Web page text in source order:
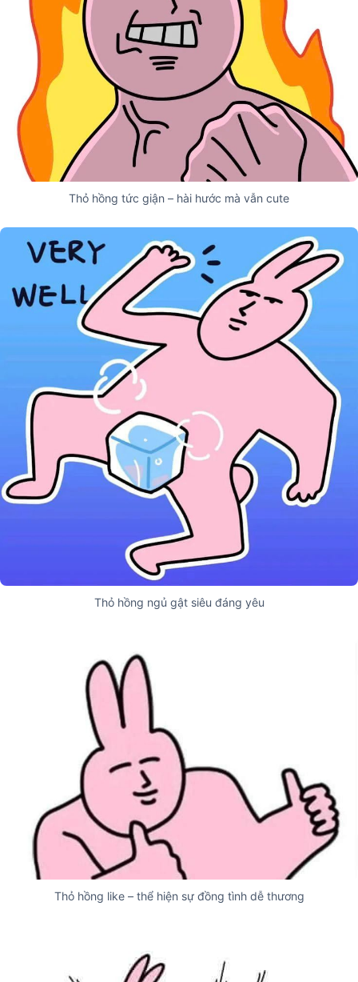
Thỏ hồng tức giận – hài hước mà vẫn cute
Thỏ hồng ngủ gật siêu đáng yêu
Thỏ hồng like – thể hiện sự đồng tình dễ thương